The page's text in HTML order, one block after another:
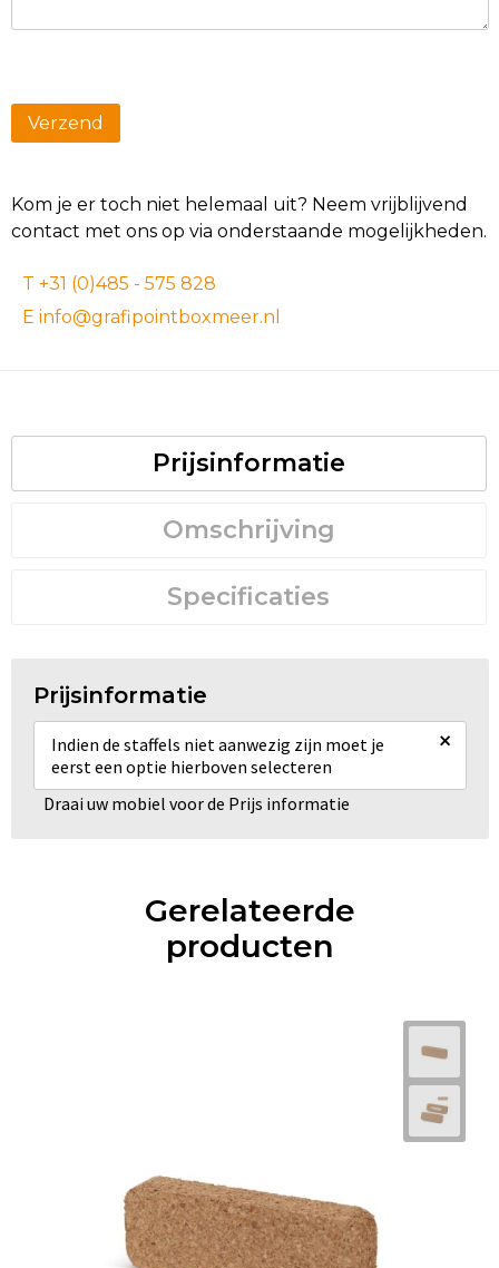
Kom je er toch niet helemaal uit? Neem vrijblijvend
contact met ons op via onderstaande mogelijkheden.
T +31 (0)485 - 575 828
E info@grafipointboxmeer.nl
Prijsinformatie
Omschrijving
Specificaties
Prijsinformatie
Indien de staffels niet aanwezig zijn moet je
eerst een optie hierboven selecteren
×
Draai uw mobiel voor de Prijs informatie
Gerelateerde
producten